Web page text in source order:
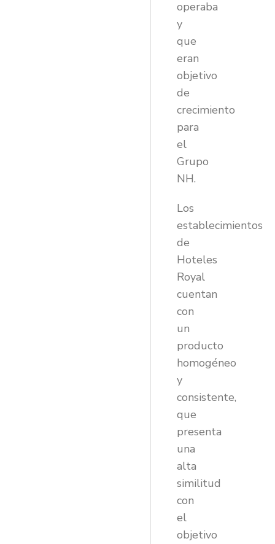
operaba
y
que
eran
objetivo
de
crecimiento
para
el
Grupo
NH.
Los
establecimientos
de
Hoteles
Royal
cuentan
con
un
producto
homogéneo
y
consistente,
que
presenta
una
alta
similitud
con
el
objetivo